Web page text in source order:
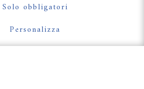
Solo obbligatori
Personalizza